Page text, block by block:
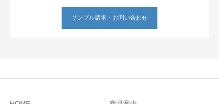
サンプル請求・お問い合わせ